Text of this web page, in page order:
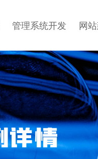
管理系统开发 网